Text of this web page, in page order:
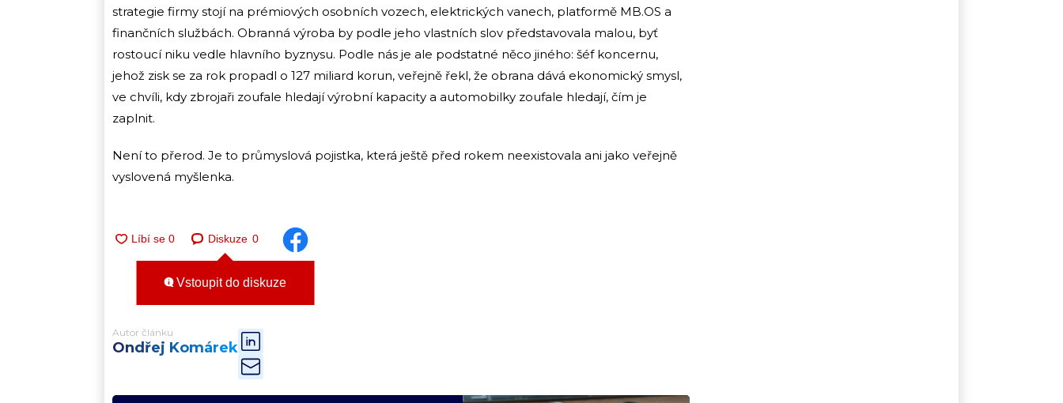
strategie firmy stojí na prémiových osobních vozech, elektrických vanech, platformě MB.OS a
finančních službách. Obranná výroba by podle jeho vlastních slov představovala malou, byť
rostoucí niku vedle hlavního byznysu. Podle nás je ale podstatné něco jiného: šéf koncernu,
jehož zisk se za rok propadl o 127 miliard korun, veřejně řekl, že obrana dává ekonomický smysl,
ve chvíli, kdy zbrojaři zoufale hledají výrobní kapacity a automobilky zoufale hledají, čím je
zaplnit.
Není to přerod. Je to průmyslová pojistka, která ještě před rokem neexistovala ani jako veřejně
vyslovená myšlenka.
Diskuze 0
Vstoupit do diskuze
Autor článku
Ondřej Komárek